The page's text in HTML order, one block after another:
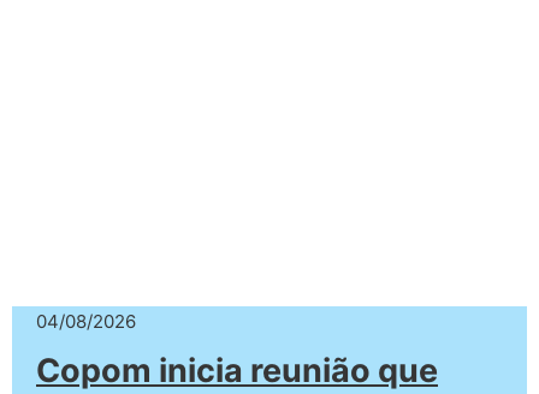
04/08/2026
Copom inicia reunião que